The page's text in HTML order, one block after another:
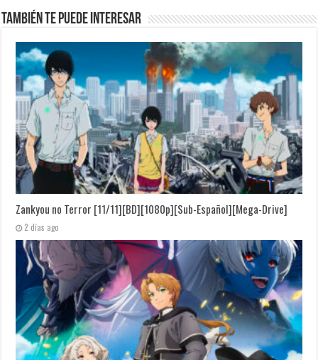
También te puede interesar
Zankyou no Terror [11/11][BD][1080p][Sub-Español][Mega-Drive]
2 días ago